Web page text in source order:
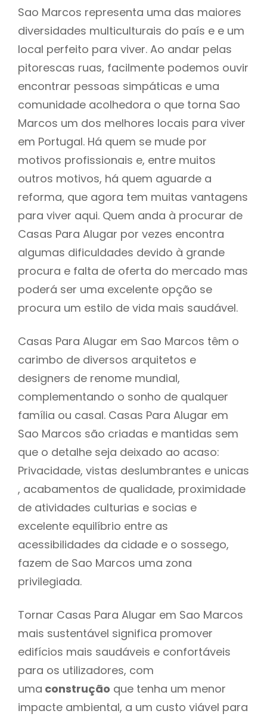
Sao Marcos representa uma das maiores
diversidades multiculturais do país e e um
local perfeito para viver. Ao andar pelas
pitorescas ruas, facilmente podemos ouvir
encontrar pessoas simpáticas e uma
comunidade acolhedora o que torna Sao
Marcos um dos melhores locais para viver
em Portugal. Há quem se mude por
motivos profissionais e, entre muitos
outros motivos, há quem aguarde a
reforma, que agora tem muitas vantagens
para viver aqui. Quem anda à procurar de
Casas Para Alugar por vezes encontra
algumas dificuldades devido à grande
procura e falta de oferta do mercado mas
poderá ser uma excelente opção se
procura um estilo de vida mais saudável.
Casas Para Alugar em Sao Marcos têm o
carimbo de diversos arquitetos e
designers de renome mundial,
complementando o sonho de qualquer
família ou casal. Casas Para Alugar em
Sao Marcos são criadas e mantidas sem
que o detalhe seja deixado ao acaso:
Privacidade, vistas deslumbrantes e unicas
, acabamentos de qualidade, proximidade
de atividades culturias e socias e
excelente equilíbrio entre as
acessibilidades da cidade e o sossego,
fazem de Sao Marcos uma zona
privilegiada.
Tornar Casas Para Alugar em Sao Marcos
mais sustentável significa promover
edifícios mais saudáveis e confortáveis
para os utilizadores, com
uma construção que tenha um menor
impacte ambiental, a um custo viável para